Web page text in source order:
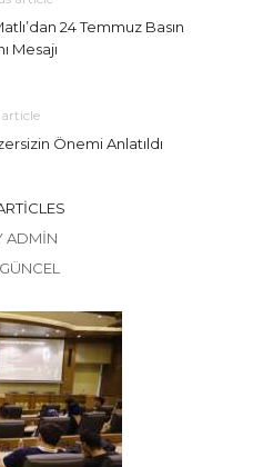
24 Temmuz Basın
Mesajı
Önemi Anlatıldı
ADMIN